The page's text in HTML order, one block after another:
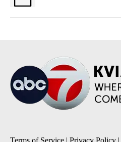
Terms of Service | Privacy Policy |